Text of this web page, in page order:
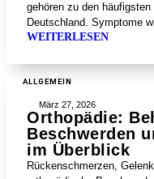
gehören zu den
Deutschland. Symptome
WEITERLESEN
ALLGEMEIN
März 27, 2026
Orthopädie:
Beschwerden
im Überblick
Rückenschmerzen,